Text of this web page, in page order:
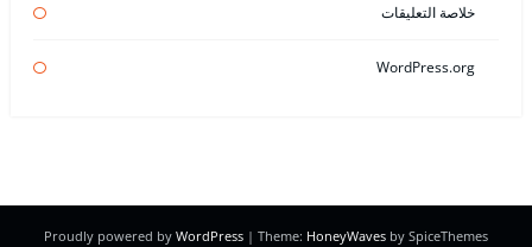
خلاصة التعليقات
WordPress.org
Proudly powered by WordPress | Theme: HoneyWaves by SpiceThemes